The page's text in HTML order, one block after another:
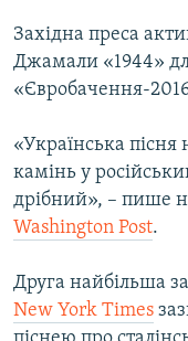
ІНФОГРАФІКА
ДОЛУЧАЙСЯ!
Усі сайти RFE/RL
Західна преса
Джамали «1944»
«Євробачення-
«Українська пісня
камінь у
дрібний», – пише
Washington Post.
Друга найбільша
New York Times